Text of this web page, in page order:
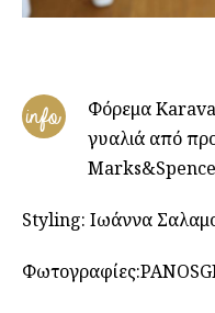
info
Φόρεμα
γυαλιά από
Styling: Ιωάννα